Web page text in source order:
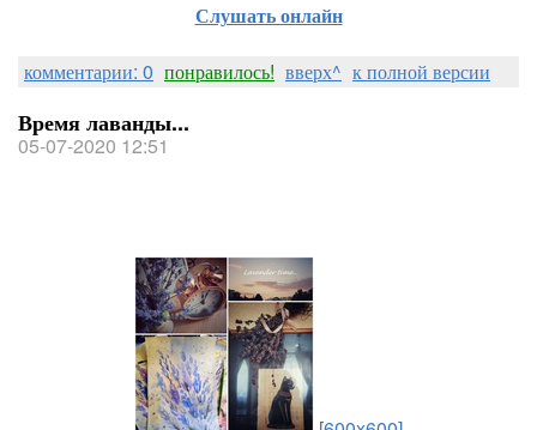
Слушать онлайн
комментарии: 0 понравилось! вверх^ к полной версии
Время лаванды...
05-07-2020 12:51